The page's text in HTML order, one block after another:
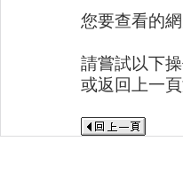
您要查看的
請嘗試以下
或返回上一